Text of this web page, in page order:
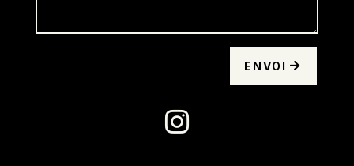
ENVOI
